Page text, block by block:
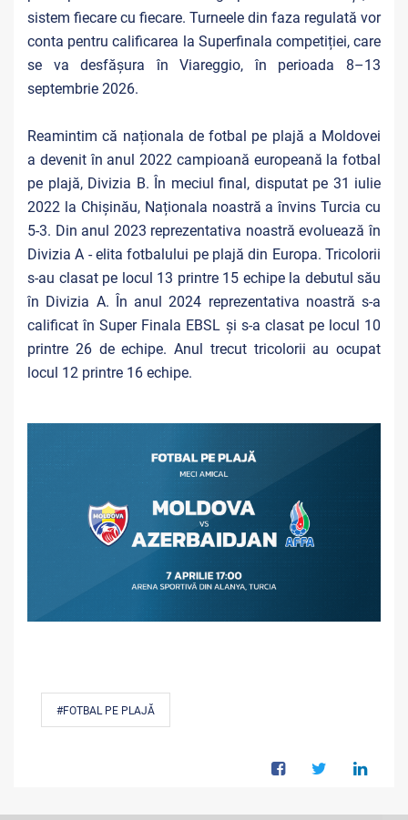
sistem fiecare cu fiecare. Turneele din faza regulată vor
conta pentru calificarea la Superfinala competiției, care
se va desfășura în Viareggio, în perioada 8–13
septembrie 2026.
Reamintim că naționala de fotbal pe plajă a Moldovei
a devenit în anul 2022 campioană europeană la fotbal
pe plajă, Divizia B. În meciul final, disputat pe 31 iulie
2022 la Chișinău, Naționala noastră a învins Turcia cu
5-3. Din anul 2023 reprezentativa noastră evoluează în
Divizia A - elita fotbalului pe plajă din Europa. Tricolorii
s-au clasat pe locul 13 printre 15 echipe la debutul său
în Divizia A. În anul 2024 reprezentativa noastră s-a
calificat în Super Finala EBSL și s-a clasat pe locul 10
printre 26 de echipe. Anul trecut tricolorii au ocupat
locul 12 printre 16 echipe.
#FOTBAL PE PLAJĂ